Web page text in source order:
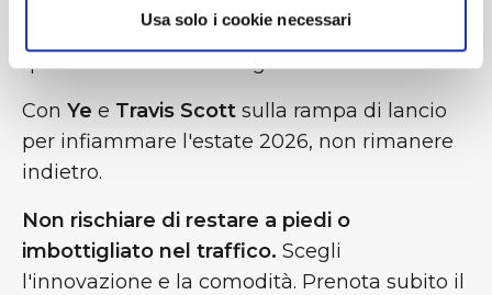
Usa solo i cookie necessari
garantisce la massima facilità di accesso a
questa struttura d'avanguardia.
Con Ye e Travis Scott sulla rampa di lancio
per infiammare l'estate 2026, non rimanere
indietro.
Non rischiare di restare a piedi o
imbottigliato nel traffico. Scegli
l'innovazione e la comodità. Prenota subito il